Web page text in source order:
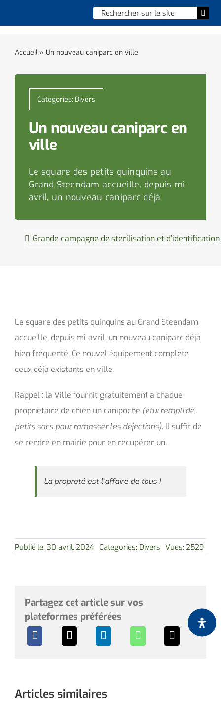
Chercher
:
Vie quotidienne
Enfance, jeunesse & sports
Culture et loisirs
Social & solidarité
Accueil» Un nouveau caniparc en ville
Categories: Divers
Un nouveau caniparc en
ville
Le square des petits quinquins au
Grand Steendam accueille, depuis mi-
avril, un nouveau caniparc déjà
Grande campagne de stérilisation et
Le square des petits quinquins au Grand Steendam
accueille, depuis mi-avril, un nouveau caniparc déjà
bien fréquenté. Ce nouvel équipement complète
ceux déjà existants en ville.
Rappel : la Ville fournit gratuitement à chaque
propriétaire de chien un canipoche (étui rempli de
petits sacs pour ramasser les déjections).Il suffit de
se rendre en mairie pour en récupérer un.
La propreté est l’affaire de tous !
Publié le: 30 avril, 2024 Categories: Divers Vues: 2529
Partagez cet article sur vos
plateformes préférées
Articles similaires